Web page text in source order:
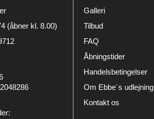
(åbner kl. 8.00)
Galleri
Tilbud
FAQ
Åbningstider
Handelsbetingelser
Om Ebbe´s udlejning
Kontakt os